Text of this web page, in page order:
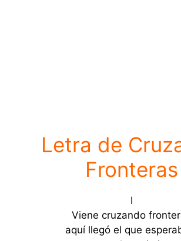
Letra de
Fronteras
I
Viene cruzando
aquí llegó el que